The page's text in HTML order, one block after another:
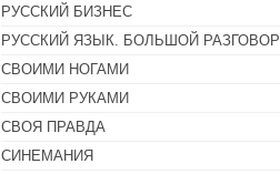
РУССКИЙ БИЗНЕС
РУССКИЙ ЯЗЫК. БОЛЬШОЙ РАЗГОВОР
СВОИМИ НОГАМИ
СВОИМИ РУКАМИ
СВОЯ ПРАВДА
СИНЕМАНИЯ